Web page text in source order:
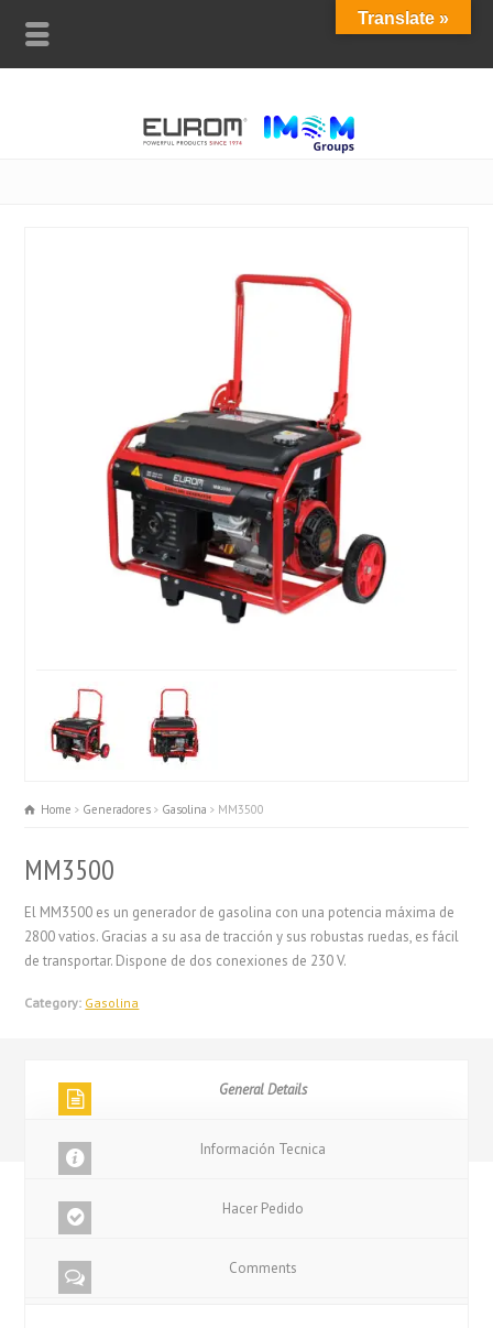
Home Generadores Gasolina MM3500
MM3500
El MM3500 es un generador de gasolina con una potencia máxima de
2800 vatios. Gracias a su asa de tracción y sus robustas ruedas, es fácil
de transportar. Dispone de dos conexiones de 230 V.
Category: Gasolina
General Details
Información Tecnica
Hacer Pedido
Comments
Translate »